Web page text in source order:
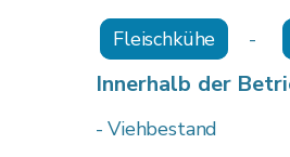
Fleischkühe -
Innerhalb der
- Viehbestand